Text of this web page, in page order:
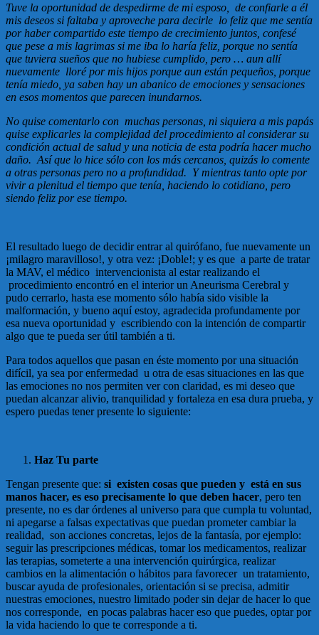
Tuve la oportunidad de despedirme de mi esposo, de confiarle a él
mis deseos si faltaba y aproveche para decirle lo feliz que me sentía
por haber compartido este tiempo de crecimiento juntos, confesé
que pese a mis lagrimas si me iba lo haría feliz, porque no sentía
que tuviera sueños que no hubiese cumplido, pero … aun allí
nuevamente lloré por mis hijos porque aun están pequeños, porque
tenía miedo, ya saben hay un abanico de emociones y sensaciones
en esos momentos que parecen inundarnos.
No quise comentarlo con muchas personas, ni siquiera a mis papás
quise explicarles la complejidad del procedimiento al considerar su
condición actual de salud y una noticia de esta podría hacer mucho
daño. Así que lo hice sólo con los más cercanos, quizás lo comente
a otras personas pero no a profundidad. Y mientras tanto opte por
vivir a plenitud el tiempo que tenía, haciendo lo cotidiano, pero
siendo feliz por ese tiempo.
El resultado luego de decidir entrar al quirófano, fue nuevamente un
¡milagro maravilloso!, y otra vez: ¡Doble!; y es que a parte de tratar
la MAV, el médico intervencionista al estar realizando el
procedimiento encontró en el interior un Aneurisma Cerebral y
pudo cerrarlo, hasta ese momento sólo había sido visible la
malformación, y bueno aquí estoy, agradecida profundamente por
esa nueva oportunidad y escribiendo con la intención de compartir
algo que te pueda ser útil también a ti.
Para todos aquellos que pasan en éste momento por una situación
difícil, ya sea por enfermedad u otra de esas situaciones en las que
las emociones no nos permiten ver con claridad, es mi deseo que
puedan alcanzar alivio, tranquilidad y fortaleza en esa dura prueba, y
espero puedas tener presente lo siguiente:
Haz Tu parte
Tengan presente que: si existen cosas que pueden y está en sus
manos hacer, es eso precisamente lo que deben hacer, pero ten
presente, no es dar órdenes al universo para que cumpla tu voluntad,
ni apegarse a falsas expectativas que puedan prometer cambiar la
realidad, son acciones concretas, lejos de la fantasía, por ejemplo:
seguir las prescripciones médicas, tomar los medicamentos, realizar
las terapias, someterte a una intervención quirúrgica, realizar
cambios en la alimentación o hábitos para favorecer un tratamiento,
buscar ayuda de profesionales, orientación si se precisa, admitir
nuestras emociones, nuestro limitado poder sin dejar de hacer lo que
nos corresponde, en pocas palabras hacer eso que puedes, optar por
la vida haciendo lo que te corresponde a ti.